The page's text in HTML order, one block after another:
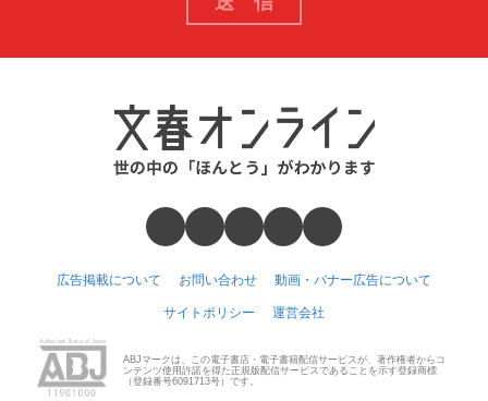
広告掲載について お問い合わせ 動画・バナー広告について
サイトポリシー 運営会社
ABJマークは、この電子書店・電子書籍配信サービスが、著作権者からコ
ンテンツ使用許諾を得た正規版配信サービスであることを示す登録商標
（登録番号6091713号）です。